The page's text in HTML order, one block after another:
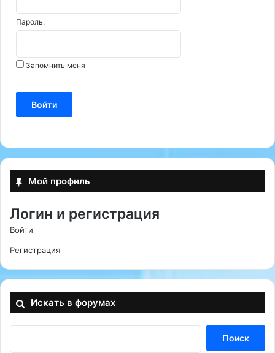
Пароль:
Запомнить меня
Войти
Мой профиль
Логин и регистрация
Войти
Регистрация
Искать в форумах